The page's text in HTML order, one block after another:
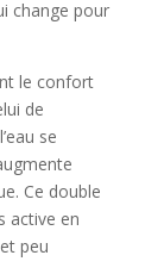
change pour
le confort
de
se
Ce double
active en
peu